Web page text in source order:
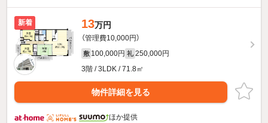
新着 13万円
（管理費10,000円）
敷 100,000円 礼 250,000円
3階 / 3LDK / 71.8㎡
物件詳細を見る
ほか提供